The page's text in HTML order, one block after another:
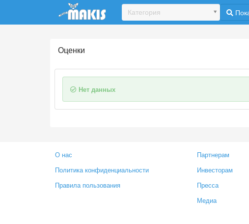
Update cookies preferences
Категория
Оценки
Нет данных
О нас
Политика конфиденциальности
Правила пользования
Партнерам
Инвесторам
Пресса
Медиа